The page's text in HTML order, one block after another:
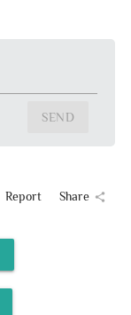
SEND
Report Share share